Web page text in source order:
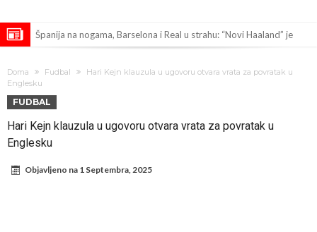
Španija na nogama, Barselona i Real u strahu: “Novi Haaland” je
ne mogu da veruju šta priča
Milan smanjuje sastav
Hidratacione pauze postale su biznis: FIFA ih ne planira ukinuti
Potpuni rat – Barsa kvari Atletikov najvažniji letnji transfer?!
Doma Fudbal
Hari Kejn klauzula u ugovoru otvara vrata za povratak u
Englesku
FUDBAL
Hari Kejn klauzula u ugovoru otvara vrata za povratak u
Englesku
Objavljeno na 1 Septembra, 2025